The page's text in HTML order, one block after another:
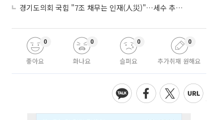
경기도의회 국힘 "7조 채무는 인재(人災)"…세수 추계 조작 의혹 제기
좋아요
0
화나요
0
슬퍼요
0
추가취재 원해요
0